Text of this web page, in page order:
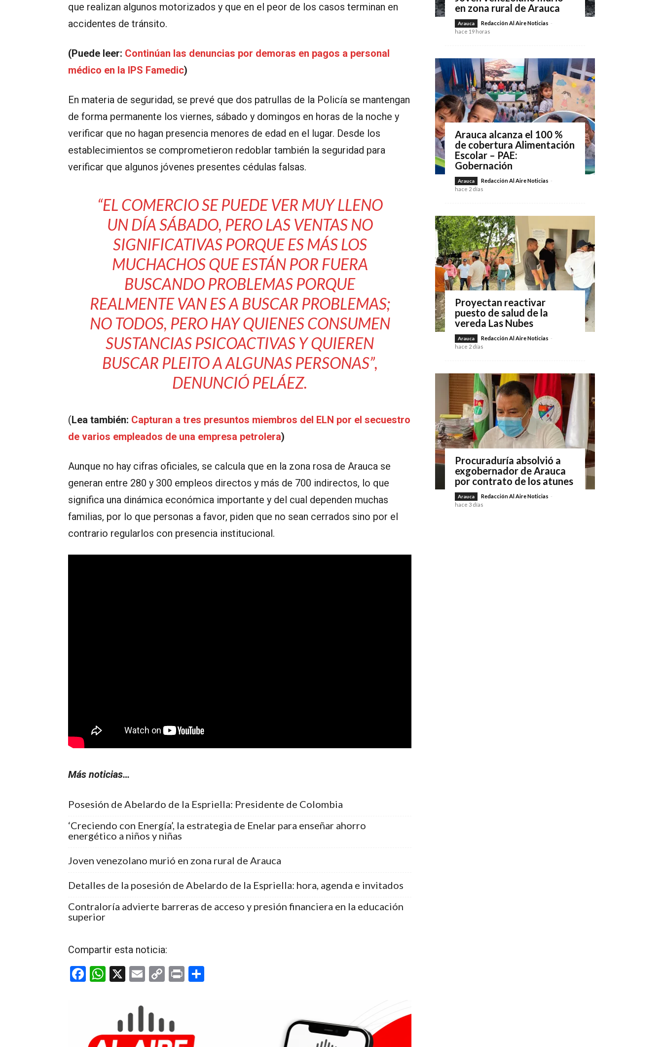
que realizan algunos motorizados y que en el peor de los casos terminan en
accidentes de tránsito.
(Puede leer: Continúan las denuncias por demoras en pagos a personal
médico en la IPS Famedic)
En materia de seguridad, se prevé que dos patrullas de la Policía se mantengan
de forma permanente los viernes, sábado y domingos en horas de la noche y
verificar que no hagan presencia menores de edad en el lugar. Desde los
establecimientos se comprometieron redoblar también la seguridad para
verificar que algunos jóvenes presentes cédulas falsas.
“EL COMERCIO SE PUEDE VER MUY LLENO
UN DÍA SÁBADO, PERO LAS VENTAS NO
SIGNIFICATIVAS PORQUE ES MÁS LOS
MUCHACHOS QUE ESTÁN POR FUERA
BUSCANDO PROBLEMAS PORQUE
REALMENTE VAN ES A BUSCAR PROBLEMAS;
NO TODOS, PERO HAY QUIENES CONSUMEN
SUSTANCIAS PSICOACTIVAS Y QUIEREN
BUSCAR PLEITO A ALGUNAS PERSONAS”,
DENUNCIÓ PELÁEZ.
(Lea también: Capturan a tres presuntos miembros del ELN por el secuestro
de varios empleados de una empresa petrolera)
Aunque no hay cifras oficiales, se calcula que en la zona rosa de Arauca se
generan entre 280 y 300 empleos directos y más de 700 indirectos, lo que
significa una dinámica económica importante y del cual dependen muchas
familias, por lo que personas a favor, piden que no sean cerrados sino por el
contrario regularlos con presencia institucional.
Más noticias…
Posesión de Abelardo de la Espriella: Presidente de Colombia
‘Creciendo con Energía’, la estrategia de Enelar para enseñar ahorro
energético a niños y niñas
Joven venezolano murió en zona rural de Arauca
Detalles de la posesión de Abelardo de la Espriella: hora, agenda e invitados
Contraloría advierte barreras de acceso y presión financiera en la educación
superior
Compartir esta noticia:
F
o
W
A
X
E
C
Li
n
Pr
en zona rural de Arauca
Arauca Redacción Al Aire Noticias -
hace 19 horas
Arauca alcanza el 100 %
de cobertura Alimentación
Escolar – PAE:
Gobernación
Arauca Redacción Al Aire Noticias -
hace 2 días
Proyectan reactivar
puesto de salud de la
vereda Las Nubes
Arauca Redacción Al Aire Noticias -
hace 2 días
Procuraduría absolvió a
exgobernador de Arauca
por contrato de los atunes
Arauca Redacción Al Aire Noticias -
hace 3 días